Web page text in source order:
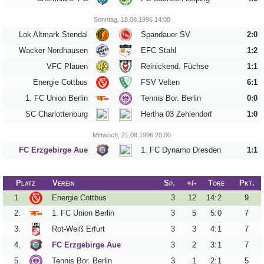
Tippspiel
Aue-
Away
Fanzine
Bilderarchiv
Fans
Tour
Fanturniere
Fanfreundschaften
Downloads
Sonntag, 18.08.1996 14:00
Lok Altmark Stendal Spandauer SV
2:0
Wacker Nordhausen
EFC Stahl
1:2
VFC Plauen
Reinickend. Füchse
1:1
Energie Cottbus
FSV Velten
6:1
1. FC Union Berlin
Tennis Bor. Berlin
0:0
SC Charlottenburg
Hertha 03 Zehlendorf 1:0
Mittwoch, 21.08.1996 20:00
FC Erzgebirge Aue 1. FC Dynamo Dresden 1:1
Platz Verein Sp. +/- Tore
Pkt.
1.
Energie Cottbus 3 12 14:2
9
2.
1. FC Union Berlin 3 5 5:0
7
3.
Rot-Weiß Erfurt 3 3 4: 1
7
4.
FC Erzgebirge Aue 3 2 3: 1
7
5.
Tennis Bor. Berlin 3 1 2: 1 5